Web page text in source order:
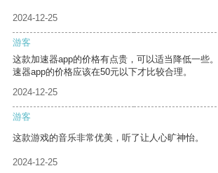
2024-12-25
游客
这款加速器app的价格有点贵，可以适当降低一些
速器app的价格应该在50元以下才比较合理。
2024-12-25
游客
这款游戏的音乐非常优美，听了让人心旷神怡。
2024-12-25